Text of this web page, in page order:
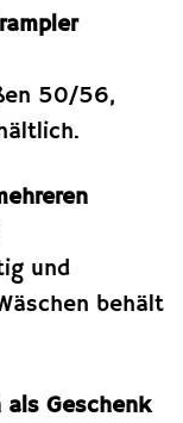
50/56,
und
behält
als Geschenk